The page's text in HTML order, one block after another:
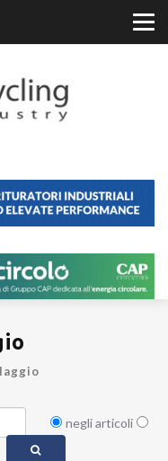
negli articoli